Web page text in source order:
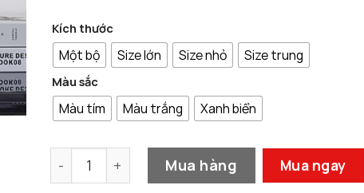
Kích thước
Một bộ Size lớn Size nhỏ Size trung
Màu sắc
Màu tím Màu trắng Xanh biển
Bộ 3 Chim Hạc Gắn Đá Thạch Anh Nghệ Thuật
Mua hàng Mua ngay